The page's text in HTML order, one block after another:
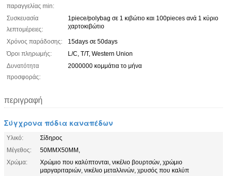
παραγγελίας min:
Συσκευασία
λεπτομέρειες:
1piece/polybag σε 1 κιβώτιο και 100pieces ανά 1 κύριο
χαρτοκιβώτιο
Χρόνος παράδοσης:
15days σε 50days
Όροι πληρωμής:
L/C, T/T, Western Union
Δυνατότητα
προσφοράς:
2000000 κομμάτια το μήνα
περιγραφή
Σύγχρονα πόδια καναπέδων
Υλικό:
Σίδηρος
Μέγεθος:
50MMX50MM,
Χρώμα:
Χρώμιο που καλύπτονται, νικέλιο βουρτσών, χρώμιο
μαργαριταριών, νικέλιο μεταλλινών, χρυσός που καλύπ